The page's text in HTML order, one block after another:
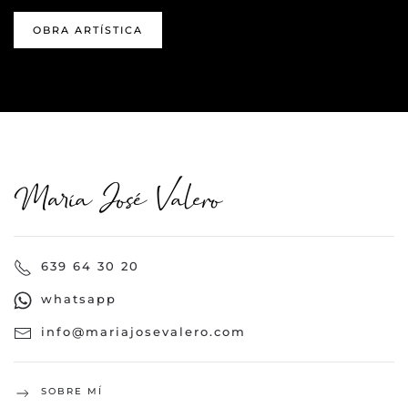
OBRA ARTÍSTICA
639 64 30 20
whatsapp
info@mariajosevalero.com
SOBRE MÍ